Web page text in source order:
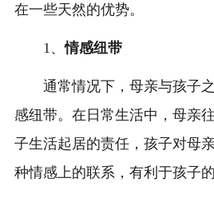
在一些天然的优势。
1、情感纽带
通常情况下，母亲与孩子
感纽带。在日常生活中，母亲
子生活起居的责任，孩子对母
种情感上的联系，有利于孩子